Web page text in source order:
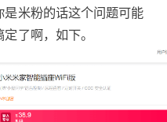
米粉的话这个问题可能
了啊，如下。